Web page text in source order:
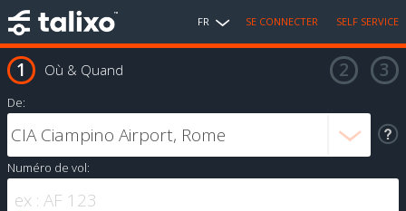
FR SE CONNECTER SELF SERVICE
Où & Quand
De:
Numéro de vol: